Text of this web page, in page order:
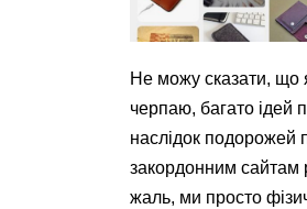
Не можу сказати, що
черпаю, багато ідей
наслідок подорожей
закордонним сайтам
жаль, ми просто